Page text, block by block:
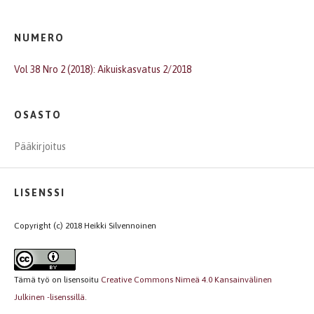
NUMERO
Vol 38 Nro 2 (2018): Aikuiskasvatus 2/2018
OSASTO
Pääkirjoitus
LISENSSI
Copyright (c) 2018 Heikki Silvennoinen
Tämä työ on lisensoitu Creative Commons Nimeä 4.0 Kansainvälinen
Julkinen -lisenssillä.